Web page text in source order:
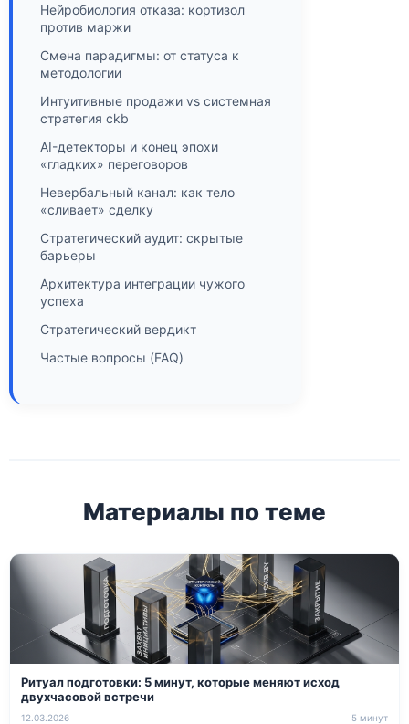
Нейробиология отказа: кортизол
против маржи
Смена парадигмы: от статуса к
методологии
Интуитивные продажи vs системная
стратегия ckb
AI-детекторы и конец эпохи
«гладких» переговоров
Невербальный канал: как тело
«сливает» сделку
Стратегический аудит: скрытые
барьеры
Архитектура интеграции чужого
успеха
Стратегический вердикт
Частые вопросы (FAQ)
Материалы по теме
Ритуал подготовки: 5 минут, которые меняют исход
двухчасовой встречи
12.03.2026 5 минут